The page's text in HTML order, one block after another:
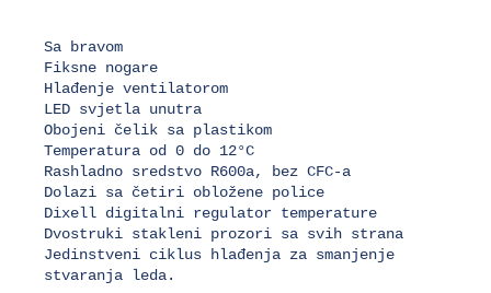
Sa bravom
Fiksne nogare
Hlađenje ventilatorom
LED svjetla unutra
Obojeni čelik sa plastikom
Temperatura od 0 do 12°C
Rashladno sredstvo R600a, bez CFC-a
Dolazi sa četiri obložene police
Dixell digitalni regulator temperature
Dvostruki stakleni prozori sa svih strana
Jedinstveni ciklus hlađenja za smanjenje
stvaranja leda.